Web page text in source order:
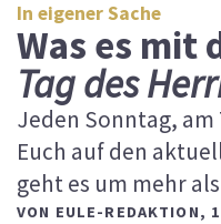
In eigener Sache
Was es mit
Tag des
Jeden Sonntag, am
Euch auf den
geht es um mehr
VON EULE-REDAKTION,